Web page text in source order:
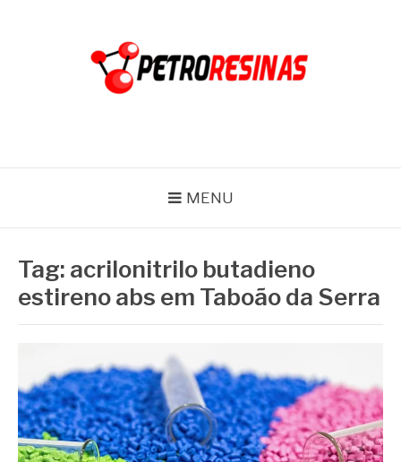
MENU
Tag: acrilonitrilo butadieno
estireno abs em Taboão da Serra